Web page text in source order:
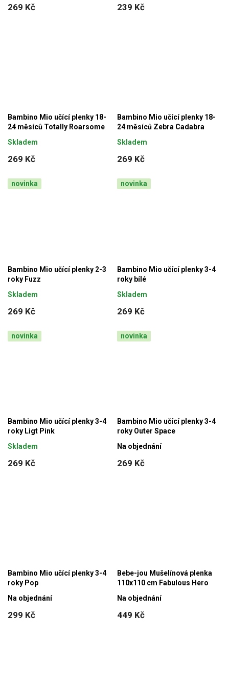
269 Kč 239 Kč
Bambino Mio učící plenky 18-
24 měsíců Totally Roarsome
269 Kč
Skladem
Bambino Mio učící plenky 18-
24 měsíců Zebra Cadabra
269 Kč
Skladem
novinka
Bambino Mio učící plenky 2-3
roky Fuzz
269 Kč
Skladem
novinka
Bambino Mio učící plenky 3-4
roky bílé
269 Kč
Skladem
novinka
Bambino Mio učící plenky 3-4
roky Ligt Pink
269 Kč
Skladem
novinka
Bambino Mio učící plenky 3-4
roky Outer Space
269 Kč
Na objednání
Bambino Mio učící plenky 3-4
roky Pop
299 Kč
Na objednání
Bebe-jou Mušelínová plenka
110x110 cm Fabulous Hero
449 Kč
Na objednání